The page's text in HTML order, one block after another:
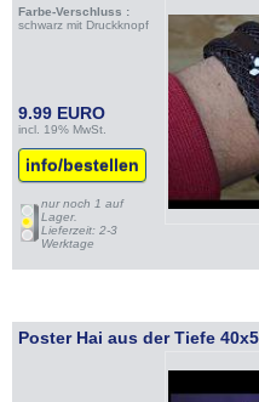
Farbe-Verschluss :
schwarz mit Druckknopf
9.99 EURO
incl. 19% MwSt.
info/bestellen
nur noch 1 auf
Lager.
Lieferzeit: 2-3
Werktage
Poster Hai aus der Tiefe